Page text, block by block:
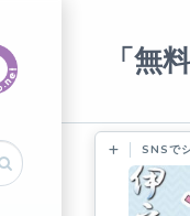
「無
SNSで